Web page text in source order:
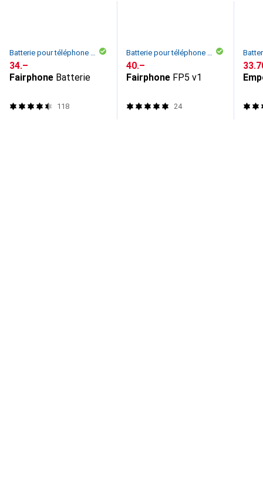
Batterie pour téléphone portable
CHF
34.–
Fairphone Batterie
118
Batterie pour téléphone portable
CHF
40.–
Fairphone FP5 v1
24
CHF